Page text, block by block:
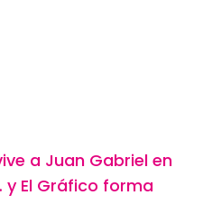
a Juan Gabriel en
El Gráfico forma